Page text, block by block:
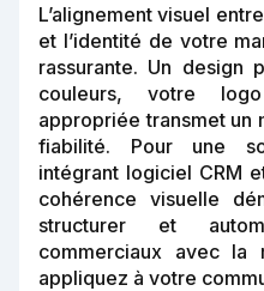
L’alignement visuel
et l’identité de votre
rassurante. Un design
couleurs, votre
appropriée transmet un
fiabilité. Pour une
intégrant logiciel CRM
cohérence visuelle
structurer et
commerciaux avec la
appliquez à votre